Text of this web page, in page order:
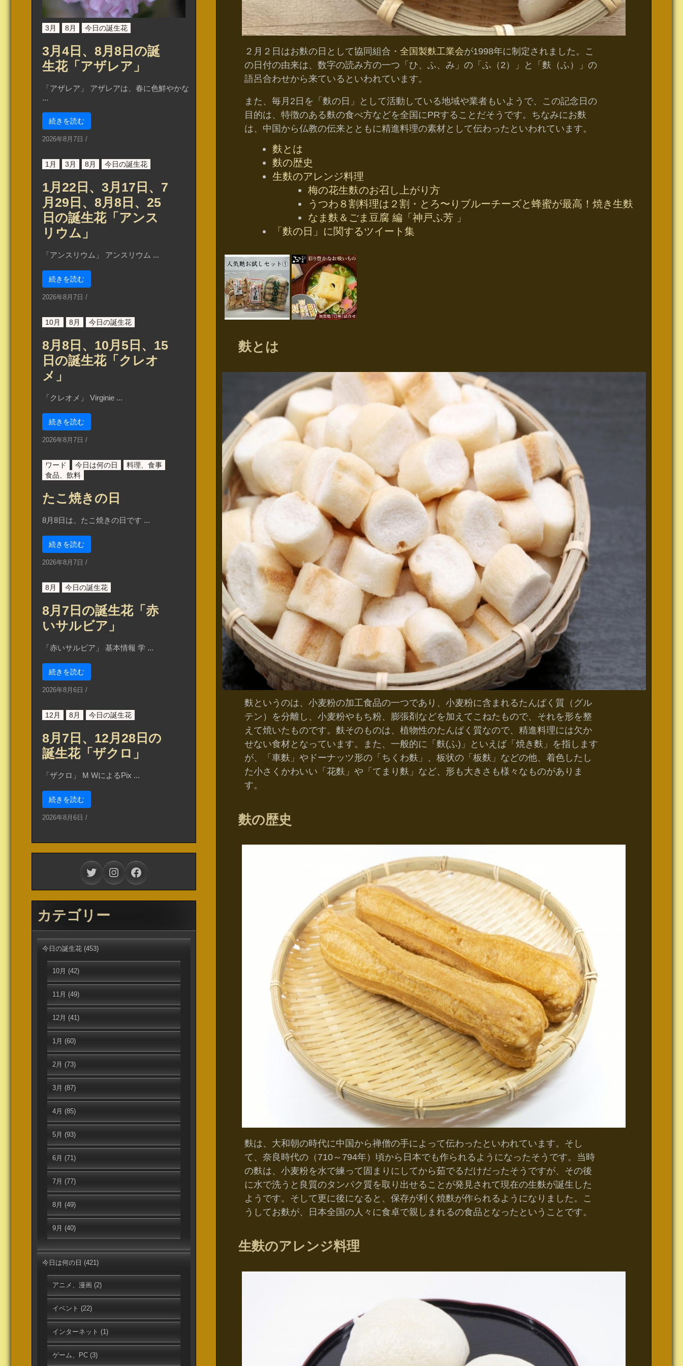
２月２日はお麩の日として協同組合・ 全国製麩工業会が1998年に制定されました。こ
の日付の由来は、数字の読み方の一つ「ひ、ふ、み」の「ふ（2）」と「麩（ふ）」の
語呂合わせから来ているといわれています。
また、毎月2日を「麩の日」として活動している地域や業者もいようで、この記念日の
目的は、特徴のある麩の食べ方などを全国にPRすることだそうです。ちなみにお麩
は、中国から仏教の伝来とともに精進料理の素材として伝わったといわれています。
麩とは
麩の歴史
生麩のアレンジ料理
梅の花生麩のお召し上がり方
うつわ８割料理は２割・とろ〜りブルーチーズと蜂蜜が最高！焼き生麩
なま麩＆ごま豆腐 編「神戸ふ芳 」
「麩の日」に関するツイート集
麩とは
麩というのは、小麦粉の加工食品の一つであり、小麦粉に含まれるたんぱく質（グル
テン）を分離し、小麦粉やもち粉、膨張剤などを加えてこねたもので、それを形を整
えて焼いたものです。麩そのものは、植物性のたんぱく質なので、精進料理には欠か
せない食材となっています。また、一般的に「麩(ふ)」といえば「焼き麩」を指します
が、「車麩」やドーナッツ形の「ちくわ麩」、板状の「板麩」などの他、着色したし
た小さくかわいい「花麩」や「てまり麩」など、形も大きさも様々なものがありま
す。
麩の歴史
麩は、大和朝の時代に中国から禅僧の手によって伝わったといわれています。そし
て、奈良時代の（710～794年）頃から日本でも作られるようになったそうです。当時
の麩は、小麦粉を水で練って固まりにしてから茹でるだけだったそうですが、その後
に水で洗うと良質のタンパク質を取り出せることが発見されて現在の生麩が誕生した
ようです。そして更に後になると、保存が利く焼麩が作られるようになりました。こ
うしてお麩が、日本全国の人々に食卓で親しまれるの食品となったということです。
生麩のアレンジ料理
3月 8月 今日の誕生花
3月4日、8月8日の誕
生花「アザレア」
「アザレア」 アザレアは、春に色鮮やかな
...
続きを読む
2026年8月7日 /
1月 3月 8月 今日の誕生花
1月22日、3月17日、7
月29日、8月8日、25
日の誕生花「アンス
リウム」
「アンスリウム」 アンスリウム ...
続きを読む
2026年8月7日 /
10月 8月 今日の誕生花
8月8日、10月5日、15
日の誕生花「クレオ
メ」
「クレオメ」 Virginie ...
続きを読む
2026年8月7日 /
ワード 今日は何の日
料理、食事
食品、飲料
たこ焼きの日
8月8日は、たこ焼きの日です ...
続きを読む
2026年8月7日 /
8月 今日の誕生花
8月7日の誕生花「赤
いサルビア」
「赤いサルビア」 基本情報 学 ...
続きを読む
2026年8月6日 /
12月 8月 今日の誕生花
8月7日、12月28日の
誕生花「ザクロ」
「ザクロ」 M WによるPix ...
続きを読む
2026年8月6日 /
TwitterInstagramFacebook
カテゴリー
今日の誕生花 (453)
10月 (42)
11月 (49)
12月 (41)
1月 (60)
2月 (73)
3月 (87)
4月 (85)
5月 (93)
6月 (71)
7月 (77)
8月 (49)
9月 (40)
今日は何の日 (421)
アニメ、漫画 (2)
イベント (22)
インターネット (1)
ゲーム、PC (3)